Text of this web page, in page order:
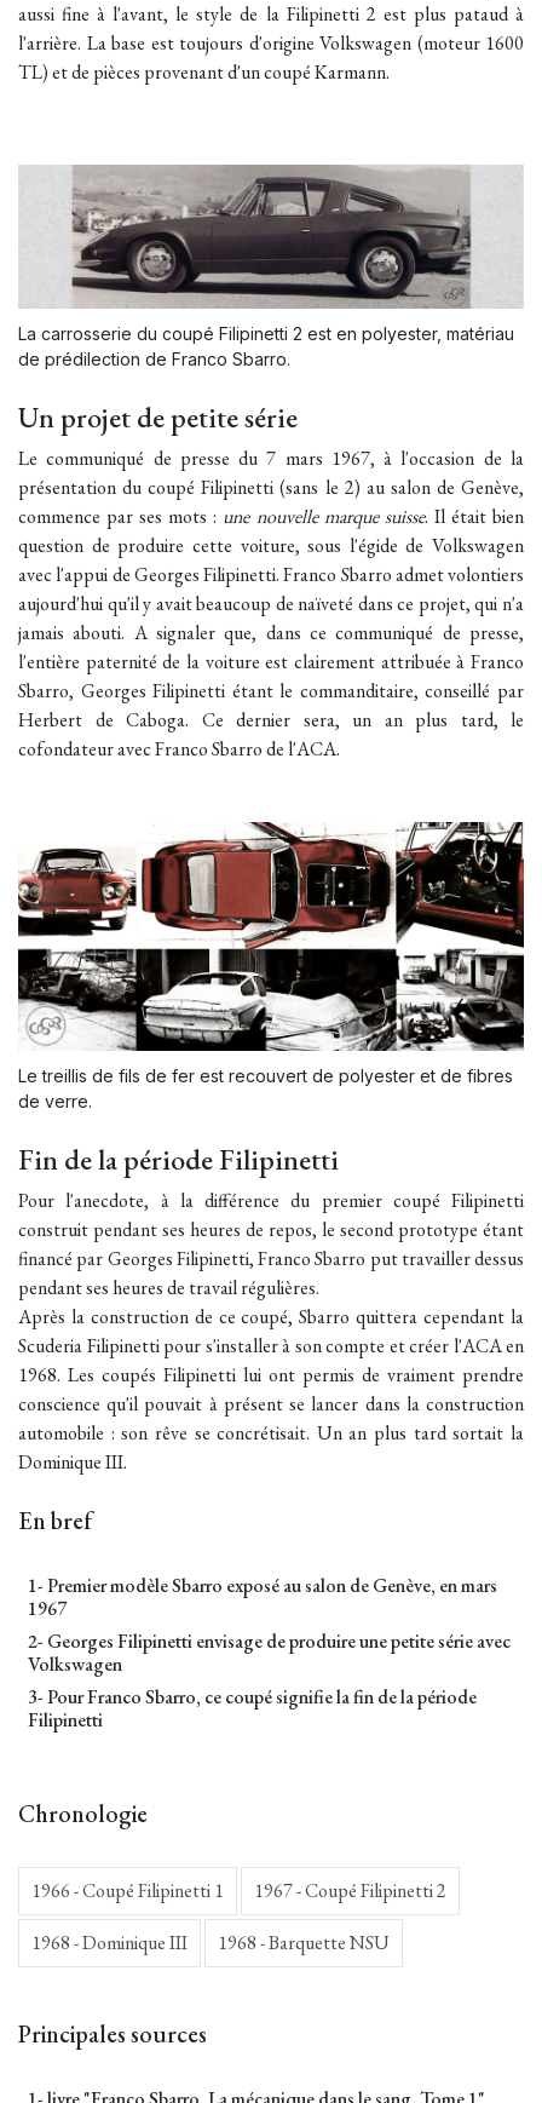
aussi fine à l'avant, le style de la Filipinetti 2 est plus pataud à
l'arrière. La base est toujours d'origine Volkswagen (moteur 1600
TL) et de pièces provenant d'un coupé Karmann.
La carrosserie du coupé Filipinetti 2 est en polyester, matériau
de prédilection de Franco Sbarro.
Un projet de petite série
Le communiqué de presse du 7 mars 1967, à l'occasion de la
présentation du coupé Filipinetti (sans le 2) au salon de Genève,
commence par ses mots : une nouvelle marque suisse. Il était bien
question de produire cette voiture, sous l'égide de Volkswagen
avec l'appui de Georges Filipinetti. Franco Sbarro admet volontiers
aujourd'hui qu'il y avait beaucoup de naïveté dans ce projet, qui n'a
jamais abouti. A signaler que, dans ce communiqué de presse,
l'entière paternité de la voiture est clairement attribuée à Franco
Sbarro, Georges Filipinetti étant le commanditaire, conseillé par
Herbert de Caboga. Ce dernier sera, un an plus tard, le
cofondateur avec Franco Sbarro de l'ACA.
Le treillis de fils de fer est recouvert de polyester et de fibres
de verre.
Fin de la période Filipinetti
Pour l'anecdote, à la différence du premier coupé Filipinetti
construit pendant ses heures de repos, le second prototype étant
financé par Georges Filipinetti, Franco Sbarro put travailler dessus
pendant ses heures de travail régulières.
Après la construction de ce coupé, Sbarro quittera cependant la
Scuderia Filipinetti pour s'installer à son compte et créer l'ACA en
1968. Les coupés Filipinetti lui ont permis de vraiment prendre
conscience qu'il pouvait à présent se lancer dans la construction
automobile : son rêve se concrétisait. Un an plus tard sortait la
Dominique III.
En bref
1- Premier modèle Sbarro exposé au salon de Genève, en mars
1967
2- Georges Filipinetti envisage de produire une petite série avec
Volkswagen
3- Pour Franco Sbarro, ce coupé signifie la fin de la période
Filipinetti
Chronologie
1966 - Coupé Filipinetti 1 1967 - Coupé Filipinetti 2
1968 - Dominique III 1968 - Barquette NSU
Principales sources